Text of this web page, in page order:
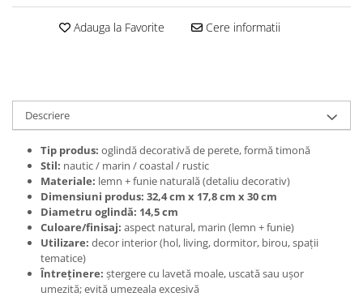
Adauga la Favorite Cere informatii
Descriere
Tip produs: oglindă decorativă de perete, formă timonă
Stil: nautic / marin / coastal / rustic
Materiale: lemn + funie naturală (detaliu decorativ)
Dimensiuni produs: 32,4 cm x 17,8 cm x 30 cm
Diametru oglindă: 14,5 cm
Culoare/finisaj: aspect natural, marin (lemn + funie)
Utilizare: decor interior (hol, living, dormitor, birou, spații
tematice)
Întreținere: ștergere cu lavetă moale, uscată sau ușor
umezită; evită umezeala excesivă